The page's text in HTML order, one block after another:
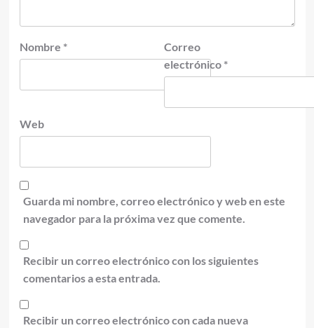
Nombre *
Correo
electrónico *
Web
Guarda mi nombre, correo electrónico y web en este
navegador para la próxima vez que comente.
Recibir un correo electrónico con los siguientes
comentarios a esta entrada.
Recibir un correo electrónico con cada nueva